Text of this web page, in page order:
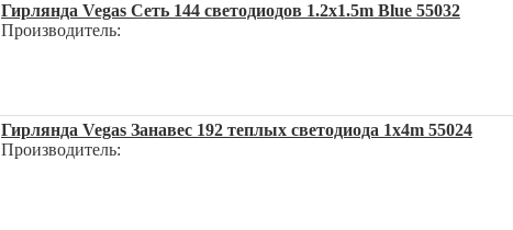
Гирлянда Vegas Сеть 144 светодиодов 1.2x1.5m Blue 55032
Производитель:
Гирлянда Vegas Занавес 192 теплых светодиода 1x4m 55024
Производитель: